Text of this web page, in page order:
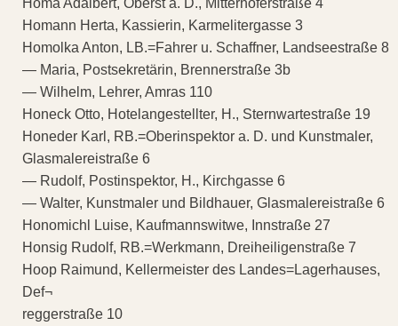
Homa Adalbert, Oberst a. D., Mitterhoferstraße 4
Homann Herta, Kassierin, Karmelitergasse 3
Homolka Anton, LB.=Fahrer u. Schaffner, Landseestraße 8
— Maria, Postsekretärin, Brennerstraße 3b
— Wilhelm, Lehrer, Amras 110
Honeck Otto, Hotelangestellter, H., Sternwartestraße 19
Honeder Karl, RB.=Oberinspektor a. D. und Kunstmaler,
Glasmalereistraße 6
— Rudolf, Postinspektor, H., Kirchgasse 6
— Walter, Kunstmaler und Bildhauer, Glasmalereistraße 6
Honomichl Luise, Kaufmannswitwe, Innstraße 27
Honsig Rudolf, RB.=Werkmann, Dreiheiligenstraße 7
Hoop Raimund, Kellermeister des Landes=Lagerhauses,
Def¬
reggerstraße 10